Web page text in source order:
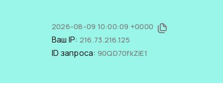
2026-08-09 10:00:09 +0000
Ваш IP: 216.73.216.125
ID запроса: 90QD70fkZiE1